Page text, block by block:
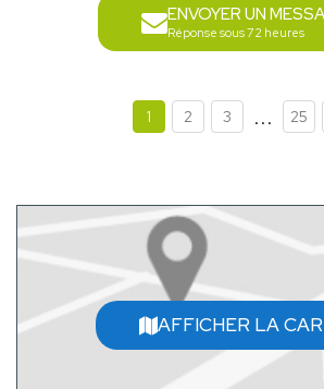
ENVOYER UN
Réponse sous 72 heures
1 2 3 ... 25
AFFICHER LA